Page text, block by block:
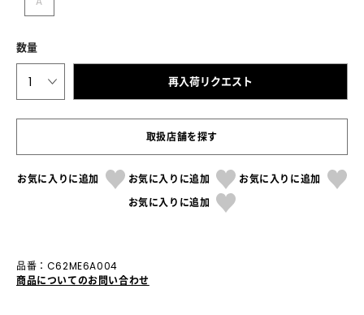
数量
1 再入荷リクエスト
取扱店舗を探す
お気に入りに追加 お気に入りに追加
お気に入りに追加
お気に入りに追加
品番：C62ME6A004
商品についてのお問い合わせ